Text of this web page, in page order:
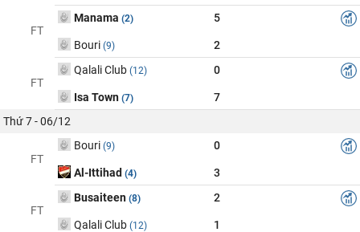
FT
Manama (2) 5
Bouri (9) 2
FT
Qalali Club (12) 0
Isa Town (7)
7
Thứ 7 - 06/12
FT
Bouri (9) 0
Al-Ittihad (4) 3
FT
Busaiteen (8) 2
Qalali Club (12) 1